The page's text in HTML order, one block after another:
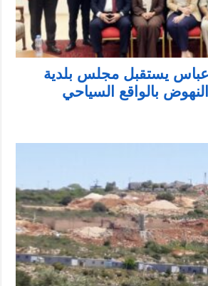
يستقبل مجلس بلدية
بالواقع السياحي